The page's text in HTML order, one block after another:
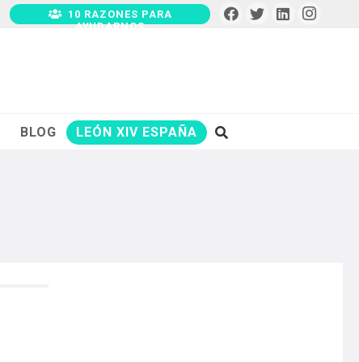
10 RAZONES PARA
AYUDARNOS
BLOG LEÓN XIV ESPAÑA